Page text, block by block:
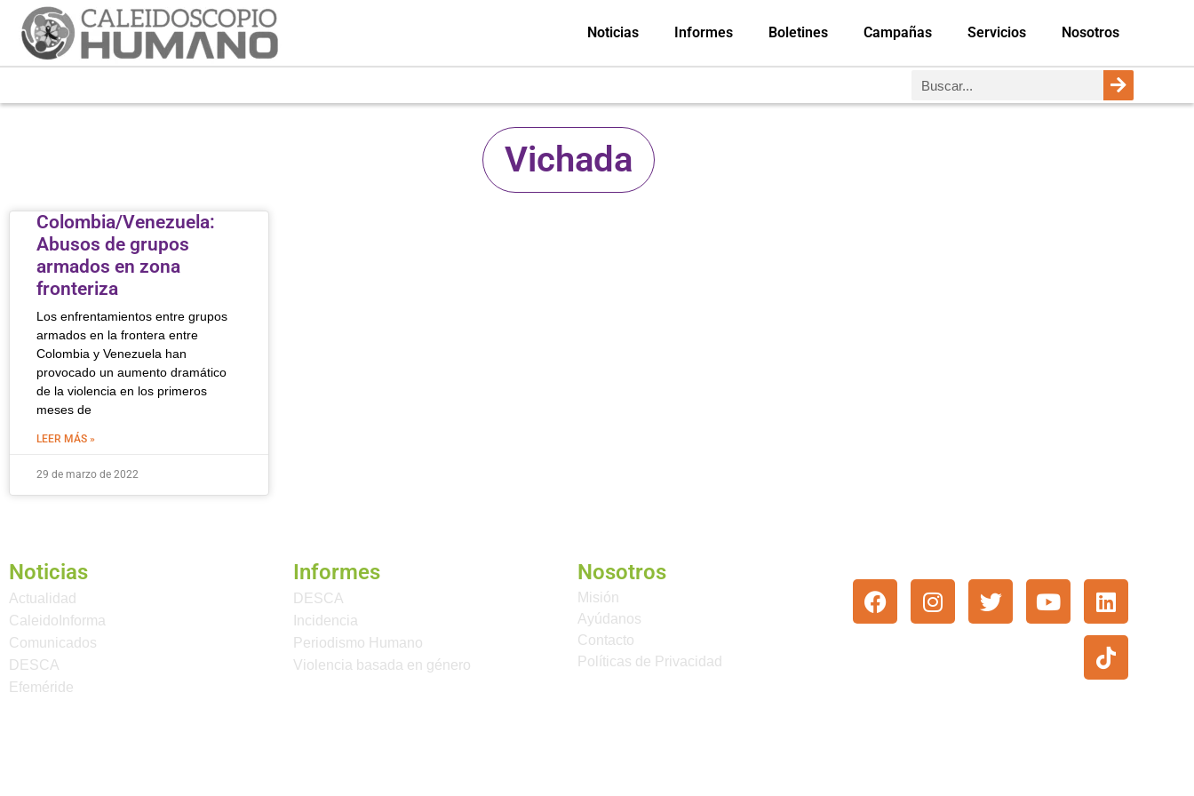
Noticias Informes Boletines Campañas Servicios Nosotros
Vichada
Colombia/Venezuela:
Abusos de grupos
armados en zona
fronteriza
Los enfrentamientos entre grupos
armados en la frontera entre
Colombia y Venezuela han
provocado un aumento dramático
de la violencia en los primeros
meses de
LEER MÁS »
29 de marzo de 2022
Noticias
Actualidad
CaleidoInforma
Comunicados
DESCA
Efeméride
Informes
DESCA
Incidencia
Periodismo Humano
Violencia basada en género
Nosotros
Misión
Ayúdanos
Contacto
Políticas de Privacidad